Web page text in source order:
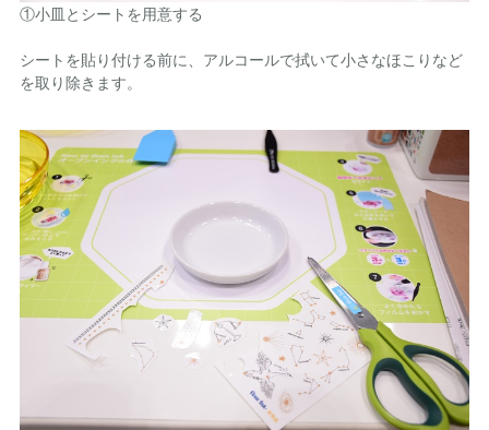
①小皿とシートを用意する
シートを貼り付ける前に、アルコールで拭いて小さなほこりなど
を取り除きます。